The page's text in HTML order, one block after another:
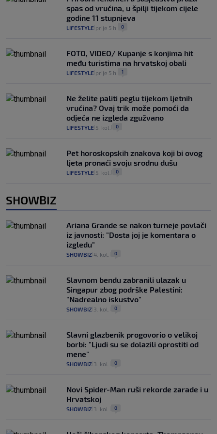
spas od vrućina, u špilji tijekom cijele
godine 11 stupnjeva
LIFESTYLE prije 5 h 0
FOTO, VIDEO/ Kupanje s konjima hit
među turistima na hrvatskoj obali
LIFESTYLE prije 5 h 1
Ne želite paliti peglu tijekom ljetnih
vrućina? Ovaj trik može pomoći da
odjeća ne izgleda zgužvano
LIFESTYLE 5. kol. 0
Pet horoskopskih znakova koji bi ovog
ljeta pronaći svoju srodnu dušu
LIFESTYLE 5. kol. 0
SHOWBIZ
Ariana Grande se nakon turneje povlači
iz javnosti: "Dosta joj je komentara o
izgledu"
SHOWBIZ 4. kol. 0
Slavnom bendu zabranili ulazak u
Singapur zbog podrške Palestini:
"Nadrealno iskustvo"
SHOWBIZ 3. kol. 0
Slavni glazbenik progovorio o velikoj
borbi: "Ljudi su se dolazili oprostiti od
mene"
SHOWBIZ 3. kol. 0
Novi Spider-Man ruši rekorde zarade i u
Hrvatskoj
SHOWBIZ 3. kol. 0